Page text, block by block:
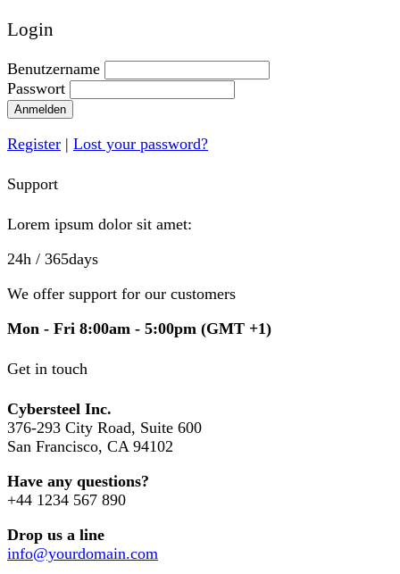
Login
Benutzername
Passwort
Anmelden
Register | Lost your password?
Support
Lorem ipsum dolor sit amet:
24h / 365days
We offer support for our customers
Mon - Fri 8:00am - 5:00pm (GMT +1)
Get in touch
Cybersteel Inc.
376-293 City Road, Suite 600
San Francisco, CA 94102
Have any questions?
+44 1234 567 890
Drop us a line
info@yourdomain.com